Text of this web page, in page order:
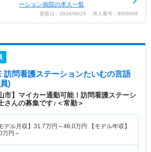
ーション病院の求人一覧
更新日：2026/06/29 求人番号：9008566
訪問看護ステーションたいむの言語
)
市】マイカー通勤可能！訪問看護ステーシ
さんの募集です♪＜常勤＞
デル月収】 31.7万円～46.0万円
【モデル年収】
万円～